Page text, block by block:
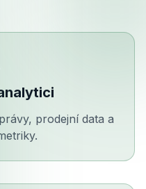
prodejní data a